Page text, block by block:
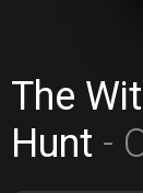
The
Hunt -